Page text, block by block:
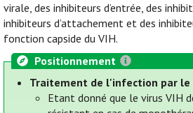
virale, des inhibiteurs d’entrée, des
inhibiteurs d’attachement et des
fonction capside du VIH.
Positionnement
Traitement de l'infection par le
Etant donné que le virus VIH